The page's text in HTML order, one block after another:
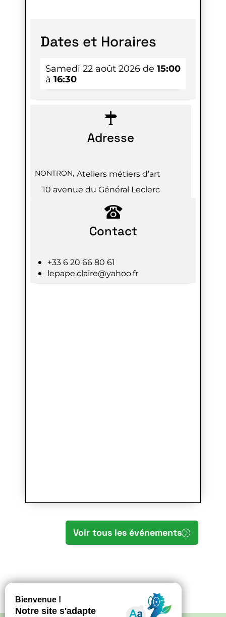
Dates et Horaires
Samedi 22 août 2026 de 15:00
à 16:30
Adresse
NONTRON, Ateliers métiers d’art
10 avenue du Général Leclerc
Contact
+33 6 20 66 80 61
lepape.claire@yahoo.fr
Voir tous les événements